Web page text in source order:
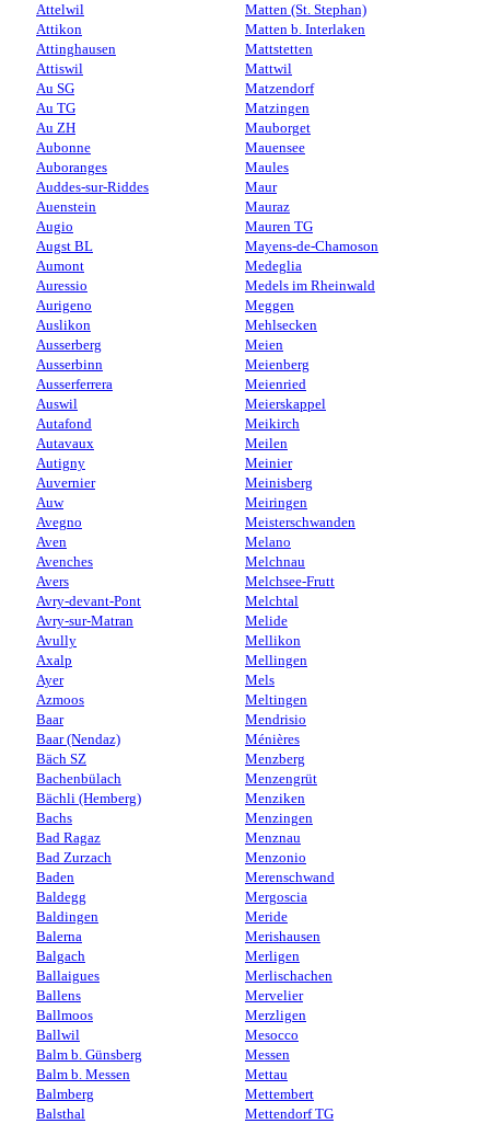
Attelwil
Attikon
Attinghausen
Attiswil
Au SG
Au TG
Au ZH
Aubonne
Auboranges
Auddes-sur-Riddes
Auenstein
Augio
Augst BL
Aumont
Auressio
Aurigeno
Auslikon
Ausserberg
Ausserbinn
Ausserferrera
Auswil
Autafond
Autavaux
Autigny
Auvernier
Auw
Avegno
Aven
Avenches
Avers
Avry-devant-Pont
Avry-sur-Matran
Avully
Axalp
Ayer
Azmoos
Baar
Baar (Nendaz)
Bäch SZ
Bachenbülach
Bächli (Hemberg)
Bachs
Bad Ragaz
Bad Zurzach
Baden
Baldegg
Baldingen
Balerna
Balgach
Ballaigues
Ballens
Ballmoos
Ballwil
Balm b. Günsberg
Balm b. Messen
Balmberg
Balsthal
Matten (St. Stephan)
Matten b. Interlaken
Mattstetten
Mattwil
Matzendorf
Matzingen
Mauborget
Mauensee
Maules
Maur
Mauraz
Mauren TG
Mayens-de-Chamoson
Medeglia
Medels im Rheinwald
Meggen
Mehlsecken
Meien
Meienberg
Meienried
Meierskappel
Meikirch
Meilen
Meinier
Meinisberg
Meiringen
Meisterschwanden
Melano
Melchnau
Melchsee-Frutt
Melchtal
Melide
Mellikon
Mellingen
Mels
Meltingen
Mendrisio
Ménières
Menzberg
Menzengrüt
Menziken
Menzingen
Menznau
Menzonio
Merenschwand
Mergoscia
Meride
Merishausen
Merligen
Merlischachen
Mervelier
Merzligen
Mesocco
Messen
Mettau
Mettembert
Mettendorf TG